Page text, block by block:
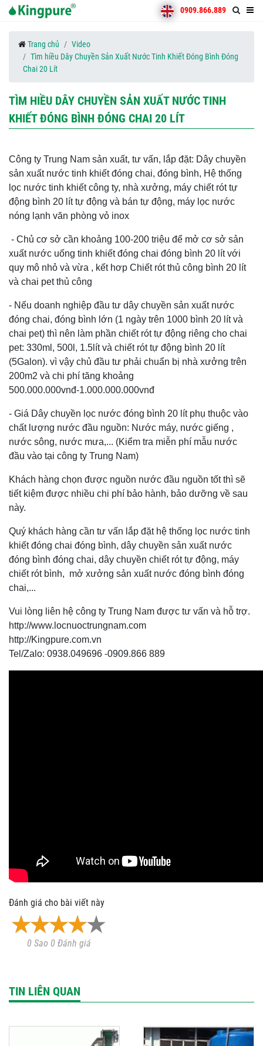
0909.866.889
Trang chủ
Video
Tìm hiều Dây Chuyền Sản Xuất Nước Tinh Khiết Đóng Bình Đóng
Chai 20 Lít
TÌM HIỀU DÂY CHUYỀN SẢN XUẤT NƯỚC TINH
KHIẾT ĐÓNG BÌNH ĐÓNG CHAI 20 LÍT
Công ty Trung Nam sản xuất, tư vấn, lắp đặt: Dây chuyền
sản xuất nước tinh khiết đóng chai, đóng bình, Hệ thống
lọc nước tinh khiết công ty, nhà xưởng, máy chiết rót tự
động bình 20 lít tự động và bán tự động, máy lọc nước
nóng lạnh văn phòng vỏ inox
- Chủ cơ sở cần khoảng 100-200 triệu để mở cơ sở sản
xuất nước uống tinh khiết đóng chai đóng bình 20 lít với
quy mô nhỏ và vừa , kết hơp Chiết rót thủ công bình 20 lít
và chai pet thủ công
- Nếu doanh nghiệp đầu tư dây chuyền sản xuất nước
đóng chai, đóng bình lớn (1 ngày trên 1000 bình 20 lít và
chai pet) thì nên làm phần chiết rót tự động riêng cho chai
pet: 330ml, 500l, 1.5lít và chiết rót tự động bình 20 lít
(5Galon). vì vậy chủ đầu tư phải chuẩn bị nhà xưởng trên
200m2 và chi phí tăng khoảng
500.000.000vnđ-1.000.000.000vnđ
- Giá Dây chuyền lọc nước đóng bình 20 lít phụ thuộc vào
chất lượng nước đầu nguồn: Nước máy, nước giếng ,
nước sông, nước mưa,... (Kiểm tra miễn phí mẫu nước
đầu vào tại công ty Trung Nam)
Khách hàng chọn được nguồn nước đầu nguồn tốt thì sẽ
tiết kiệm được nhiều chi phí bảo hành, bảo dưỡng về sau
này.
Quý khách hàng cần tư vấn lắp đặt hệ thống lọc nước tinh
khiết đóng chai đóng bình, dây chuyền sản xuất nước
đóng bình đóng chai, dây chuyền chiết rót tự động, máy
chiết rót bình, mở xưởng sản xuất nước đóng bình đóng
chai,...
Vui lòng liên hệ công ty Trung Nam được tư vấn và hỗ trợ.
http://www.locnuoctrungnam.com
http://Kingpure.com.vn
Tel/Zalo: 0938.049696 -0909.866 889
Đánh giá cho bài viết này
0 Sao 0 Đánh giá
TIN LIÊN QUAN